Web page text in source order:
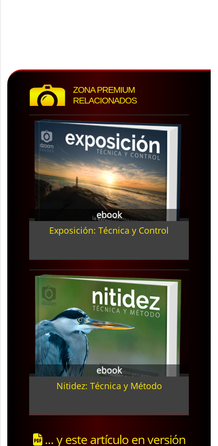
ZONA PREMIUM
RELACIONADOS
ebook
Exposición: Técnica y Control
ebook
Nitidez: Técnica y Método
... y este artículo en versión